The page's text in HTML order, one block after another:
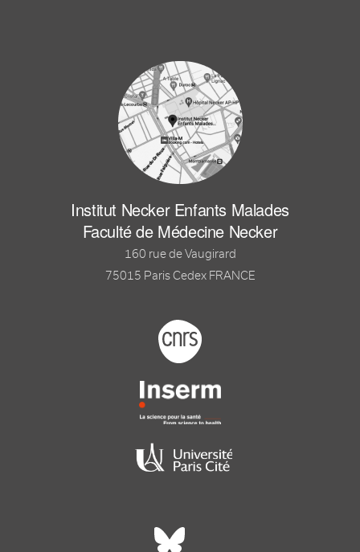
Institut Necker Enfants Malades
Faculté de Médecine Necker
160 rue de Vaugirard
75015 Paris Cedex FRANCE
Footer logo tutelles
Réseaux sociaux footer